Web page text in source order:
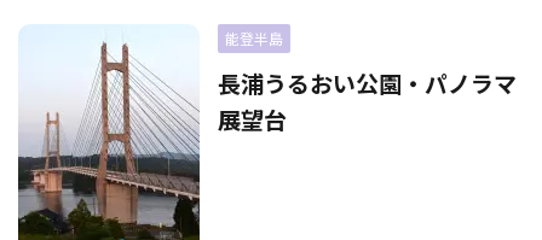
能登半島
長浦うるおい公園・パノラマ
展望台